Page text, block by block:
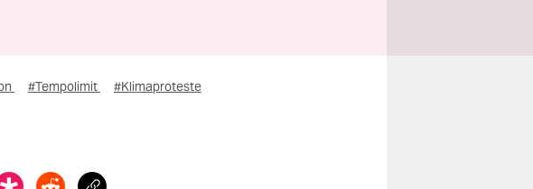
#Tempolimit #Klimaproteste